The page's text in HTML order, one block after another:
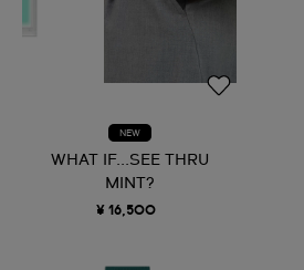
NEW
WHAT IF...SEE THRU
MINT?
¥ 16,500